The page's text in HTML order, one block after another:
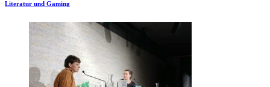
Literatur und Gaming